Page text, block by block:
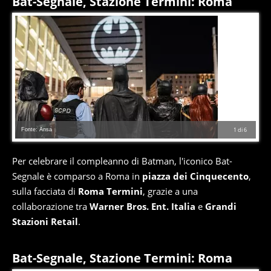
1 di6
Fonte: Ansa
Per celebrare il compleanno di Batman, l'iconico Bat-
Segnale è comparso a Roma in piazza dei Cinquecento,
sulla facciata di Roma Termini, grazie a una
collaborazione tra Warner Bros. Ent. Italia e Grandi
Stazioni Retail.
Bat-Segnale, Stazione Termini: Roma